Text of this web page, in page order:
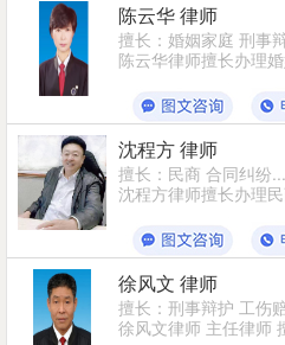
陈云华 律师
擅长：婚姻家庭 刑事
陈云华律师擅长办理
沈程方 律师
擅长：民商 合同纠纷...
沈程方律师擅长办理
徐风文 律师
擅长：刑事辩护 工伤
徐风文律师 主任律师